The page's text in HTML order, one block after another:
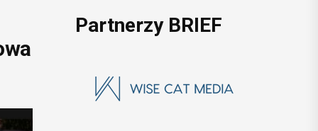
Partnerzy BRIEF